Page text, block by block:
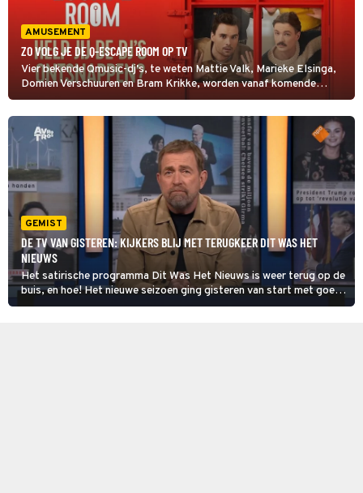
AMUSEMENT
ZO VOLG JE DE Q-ESCAPE ROOM OP TV
Vier bekende Qmusic-dj's, te weten Mattie Valk, Marieke Elsinga,
Domien Verschuuren en Bram Krikke, worden vanaf komende
woensdag opgesloten in de Q-Escape Room en het goede nieuws
is: jij kunt dit allemaal volgen op tv.
GEMIST
DE TV VAN GISTEREN: KIJKERS BLIJ MET TERUGKEER DIT WAS HET
NIEUWS
Het satirische programma Dit Was Het Nieuws is weer terug op de
buis, en hoe! Het nieuwe seizoen ging gisteren van start met goede
kijkcijfers en positieve reacties van kijkers.